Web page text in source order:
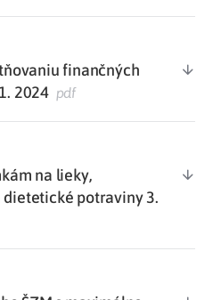
finančných
2024 pdf
na lieky,
potraviny 3.